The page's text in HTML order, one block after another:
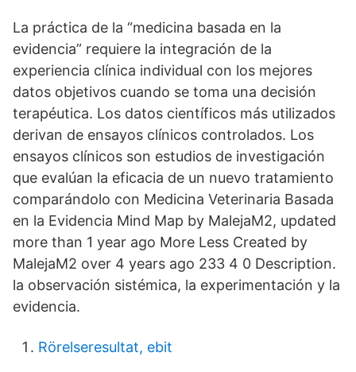
La práctica de la “medicina basada en la
evidencia” requiere la integración de la
experiencia clínica individual con los mejores
datos objetivos cuando se toma una decisión
terapéutica. Los datos científicos más utilizados
derivan de ensayos clínicos controlados. Los
ensayos clínicos son estudios de investigación
que evalúan la eficacia de un nuevo tratamiento
comparándolo con Medicina Veterinaria Basada
en la Evidencia Mind Map by MalejaM2, updated
more than 1 year ago More Less Created by
MalejaM2 over 4 years ago 233 4 0 Description.
la observación sistémica, la experimentación y la
evidencia.
Rörelseresultat, ebit